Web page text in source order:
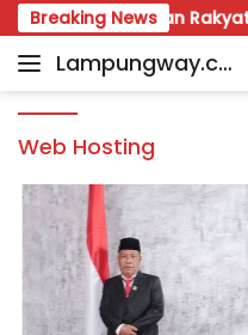
Skip
to
content
Breaking News
dengan Rakyat, PKB
Lampungway.co
Portal
Lampung
Terpercaya
dan
Terupdate
Web Hosting